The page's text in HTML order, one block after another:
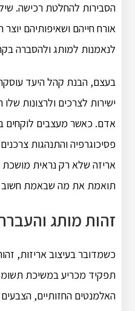
הסבירות להחלטת רכישה.
אורח חייהם ושאיפותיהם
לנאמנות למותג ולהסברה
בעצם, הבנת קהל היעד
ישירות לצרכים ולרצונות
אדם. כאשר מעצבים לוקחים
פסיכוגרפיה והתנהגות
אריזה שלא רק נראית מושכת
תואמת את מה שבאמת חשוב
זהות מותג
כשמדובר בעיצוב אריזות,
תפקיד מכריע במשיכת
האלמנטים החזותיים,